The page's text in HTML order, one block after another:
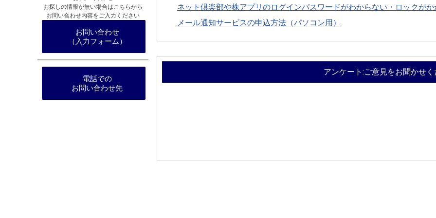
お探しの情報が無い場合はこちらから
お問い合わせ内容をご入力ください
お問い合わせ
（入力フォーム）
電話での
お問い合わせ先
ネット倶楽部や株アプリのログインパスワードがわからない・ロックが
メール通知サービスの申込方法（パソコン用）
アンケート:ご意見をお聞かせく